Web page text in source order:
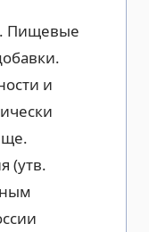
Пищевые
и
(утв.